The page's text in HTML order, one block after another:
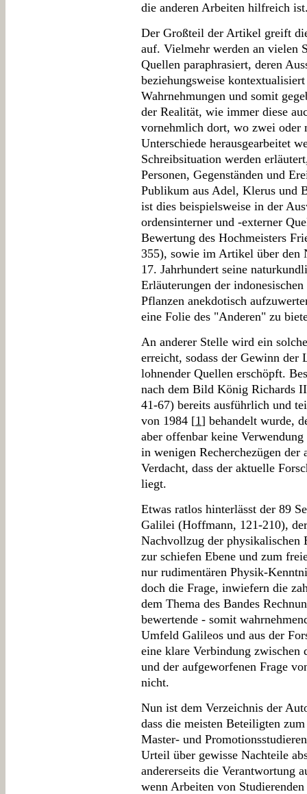
die anderen Arbeiten hilfreich
Der Großteil der Artikel greift
auf. Vielmehr werden an vielen
Quellen paraphrasiert, deren
beziehungsweise
Wahrnehmungen und somit
der Realität, wie immer diese
vornehmlich dort, wo zwei oder
Unterschiede herausgearbeitet
Schreibsituation werden
Personen, Gegenständen und
Publikum aus Adel, Klerus und
ist dies beispielsweise in der
ordensinterner und -externer
Bewertung des Hochmeisters
355), sowie im Artikel über den
17. Jahrhundert seine
Erläuterungen der
Pflanzen anekdotisch
eine Folie des "Anderen" zu
An anderer Stelle wird ein
erreicht, sodass der Gewinn
lohnender Quellen erschöpft.
nach dem Bild König Richards
41-67) bereits ausführlich und
von 1984 [1] behandelt wurde,
aber offenbar keine
in wenigen Recherchezügen
Verdacht, dass der aktuelle
liegt.
Etwas ratlos hinterlässt der 89
Galilei (Hoffmann, 121-210),
Nachvollzug der physikalischen
zur schiefen Ebene und zum
nur rudimentären Physik-
doch die Frage, inwiefern die
dem Thema des Bandes
bewertende - somit
Umfeld Galileos und aus der
eine klare Verbindung zwischen
und der aufgeworfenen Frage
nicht.
Nun ist dem Verzeichnis der
dass die meisten Beteiligten
Master- und
Urteil über gewisse Nachteile
andererseits die Verantwortung
wenn Arbeiten von